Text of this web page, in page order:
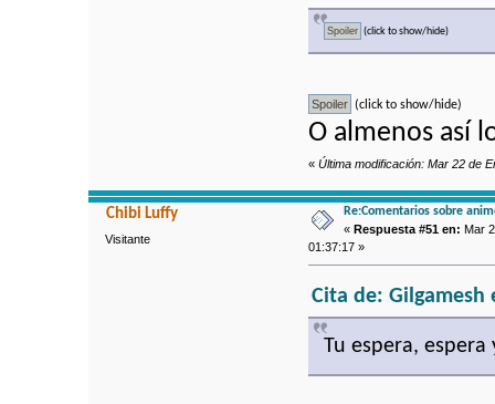
(click to show/hide)
(click to show/hide)
O almenos así
«Última modificación: Mar 22 de
Chibi Luffy
Visitante
Re:Comentarios sobre
«Respuesta #51 en: Mar
01:37:17 »
Cita de: Gilgamesh
Tu espera, espera